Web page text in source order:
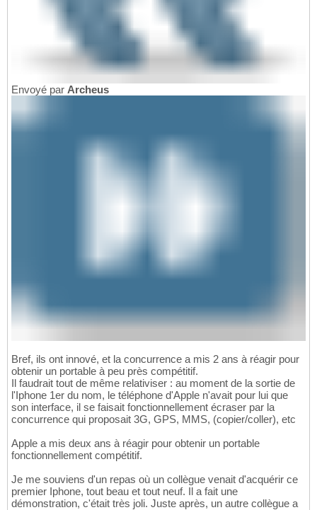
Envoyé par Archeus
Bref, ils ont innové, et la concurrence a mis 2 ans à réagir pour
obtenir un portable à peu près compétitif.
Il faudrait tout de même relativiser : au moment de la sortie de
l'Iphone 1er du nom, le téléphone d'Apple n'avait pour lui que
son interface, il se faisait fonctionnellement écraser par la
concurrence qui proposait 3G, GPS, MMS, (copier/coller), etc
Apple a mis deux ans à réagir pour obtenir un portable
fonctionnellement compétitif.
Je me souviens d'un repas où un collègue venait d'acquérir ce
premier Iphone, tout beau et tout neuf. Il a fait une
démonstration, c'était très joli. Juste après, un autre collègue a